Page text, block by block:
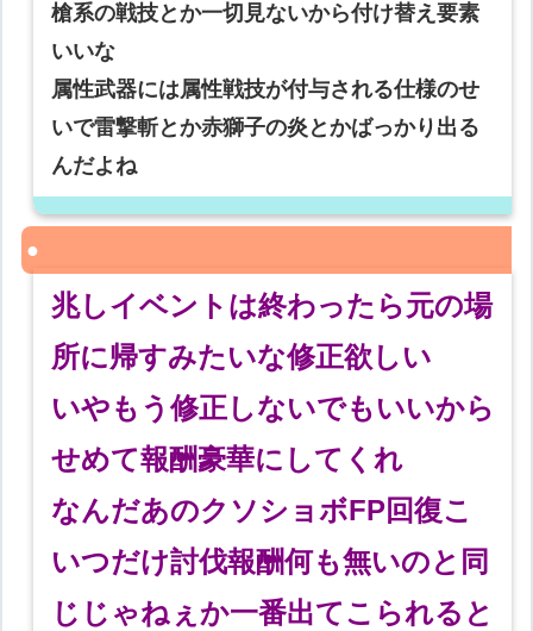
槍系の戦技とか一切見ないから付け替え要素
いいな
属性武器には属性戦技が付与される仕様のせ
いで雷撃斬とか赤獅子の炎とかばっかり出る
んだよね
兆しイベントは終わったら元の場
所に帰すみたいな修正欲しい
いやもう修正しないでもいいから
せめて報酬豪華にしてくれ
なんだあのクソショボFP回復こ
いつだけ討伐報酬何も無いのと同
じじゃねぇか一番出てこられると